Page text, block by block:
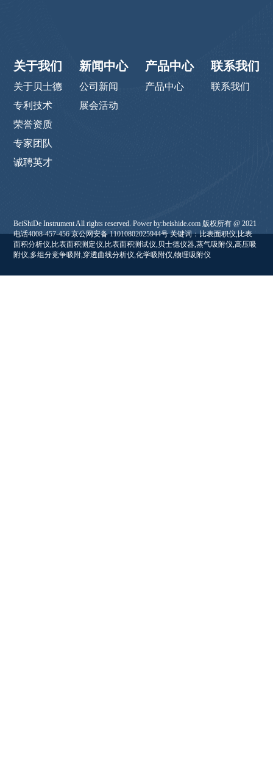
关于我们
关于贝士德
专利技术
荣誉资质
专家团队
诚聘英才
新闻中心
公司新闻
展会活动
产品中心
产品中心
联系我们
联系我们
BeiShiDe Instrument All rights reserved. Power by:beishide.com 版权所有 @ 2021
电话4008-457-456 京公网安备 11010802025944号 关键词：比表面积仪,比表
面积分析仪,比表面积测定仪,比表面积测试仪,贝士德仪器,蒸气吸附仪,高压吸
附仪,多组分竞争吸附,穿透曲线分析仪,化学吸附仪,物理吸附仪